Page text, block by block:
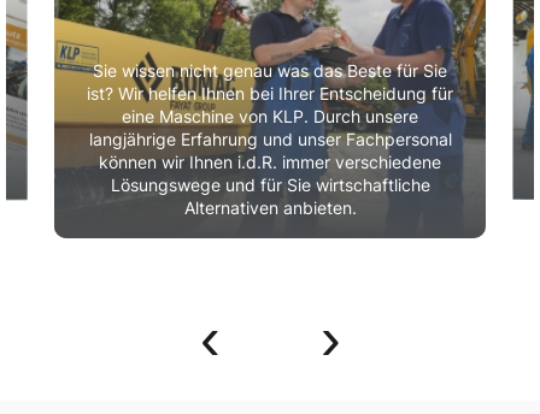
Sie wissen nicht genau was das Beste für Sie
ist? Wir helfen Ihnen bei Ihrer Entscheidung für
eine Maschine von KLP. Durch unsere
langjährige Erfahrung und unser Fachpersonal
können wir Ihnen i.d.R. immer verschiedene
Lösungswege und für Sie wirtschaftliche
Alternativen anbieten.
‹ ›